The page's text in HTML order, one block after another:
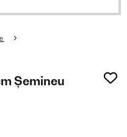
Șemineu